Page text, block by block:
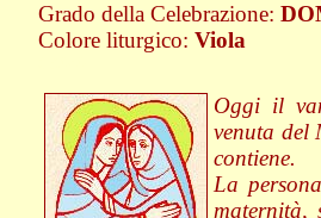
Grado della Celebrazione:
Colore liturgico: Viola
Oggi il
venuta del
contiene.
La
maternità,